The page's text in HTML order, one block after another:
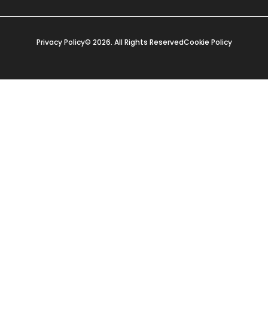
Privacy Policy© 2026. All Rights ReservedCookie Policy